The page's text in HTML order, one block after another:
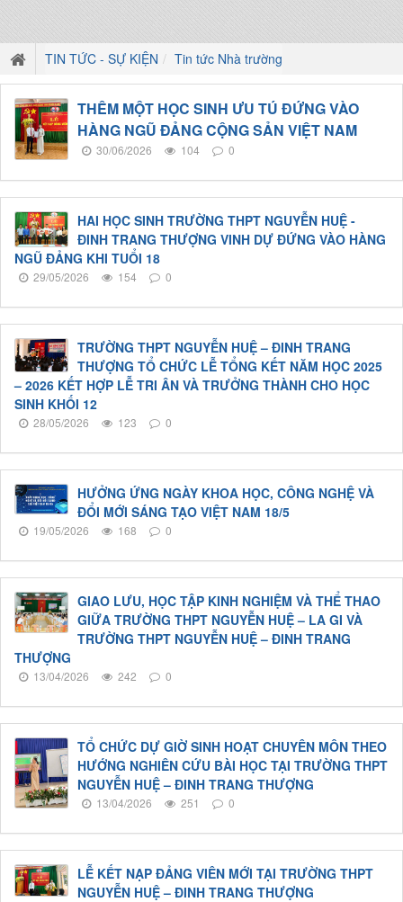
TIN TỨC - SỰ KIỆN Tin tức Nhà trường
THÊM MỘT HỌC SINH ƯU TÚ ĐỨNG VÀO
HÀNG NGŨ ĐẢNG CỘNG SẢN VIỆT NAM
30/06/2026 104 0
HAI HỌC SINH TRƯỜNG THPT NGUYỄN HUỆ -
ĐINH TRANG THƯỢNG VINH DỰ ĐỨNG VÀO HÀNG
NGŨ ĐẢNG KHI TUỔI 18
29/05/2026 154 0
TRƯỜNG THPT NGUYỄN HUỆ – ĐINH TRANG
THƯỢNG TỔ CHỨC LỄ TỔNG KẾT NĂM HỌC 2025
– 2026 KẾT HỢP LỄ TRI ÂN VÀ TRƯỞNG THÀNH CHO HỌC
SINH KHỐI 12
28/05/2026 123 0
HƯỞNG ỨNG NGÀY KHOA HỌC, CÔNG NGHỆ VÀ
ĐỔI MỚI SÁNG TẠO VIỆT NAM 18/5
19/05/2026 168 0
GIAO LƯU, HỌC TẬP KINH NGHIỆM VÀ THỂ THAO
GIỮA TRƯỜNG THPT NGUYỄN HUỆ – LA GI VÀ
TRƯỜNG THPT NGUYỄN HUỆ – ĐINH TRANG
THƯỢNG
13/04/2026 242 0
TỔ CHỨC DỰ GIỜ SINH HOẠT CHUYÊN MÔN THEO
HƯỚNG NGHIÊN CỨU BÀI HỌC TẠI TRƯỜNG THPT
NGUYỄN HUỆ – ĐINH TRANG THƯỢNG
13/04/2026 251 0
LỄ KẾT NẠP ĐẢNG VIÊN MỚI TẠI TRƯỜNG THPT
NGUYỄN HUỆ – ĐINH TRANG THƯỢNG